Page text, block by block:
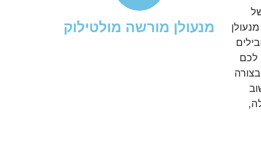
לכם
מנעולן מורשה מולטילוק